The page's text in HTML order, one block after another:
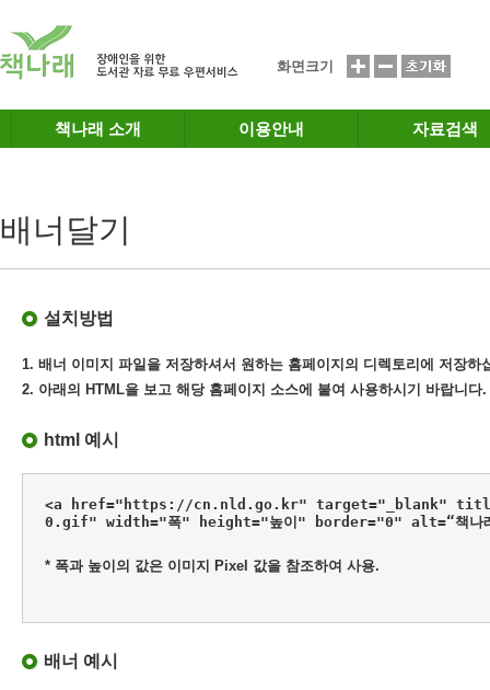
화면크기
책나래 소개 이용안내 자료검색
배너달기
설치방법
1. 배너 이미지 파일을 저장하셔서 원하는 홈페이지의 디렉토리에 저장하
2. 아래의 HTML을 보고 해당 홈페이지 소스에 붙여 사용하시기 바랍니다.
html 예시
<a href="https://cn.nld.go.kr" target="_blank"
0.gif" width="폭" height="높이" border="0" alt=“책나래
* 폭과 높이의 값은 이미지 Pixel 값을 참조하여 사용.
배너 예시